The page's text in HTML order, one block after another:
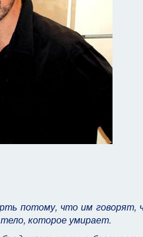
потому, что им говорят,
которое умирает.